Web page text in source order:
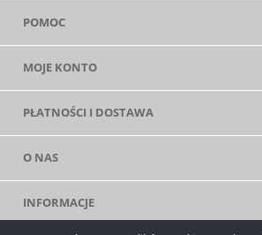
POMOC
MOJE KONTO
PŁATNOŚCI I DOSTAWA
O NAS
INFORMACJE